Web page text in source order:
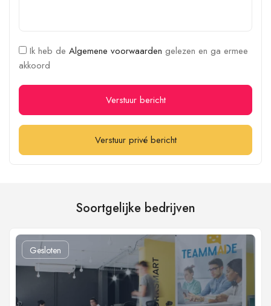
Ik heb de Algemene voorwaarden gelezen en ga ermee
akkoord
Verstuur bericht
Verstuur privé bericht
Soortgelijke bedrijven
Gesloten